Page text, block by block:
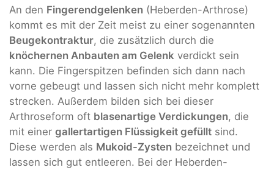
An den Fingerendgelenken (Heberden-Arthrose)
kommt es mit der Zeit meist zu einer sogenannten
Beugekontraktur, die zusätzlich durch die
knöchernen Anbauten am Gelenk verdickt sein
kann. Die Fingerspitzen befinden sich dann nach
vorne gebeugt und lassen sich nicht mehr komplett
strecken. Außerdem bilden sich bei dieser
Arthroseform oft blasenartige Verdickungen, die
mit einer gallertartigen Flüssigkeit gefüllt sind.
Diese werden als Mukoid-Zysten bezeichnet und
lassen sich gut entleeren. Bei der Heberden-